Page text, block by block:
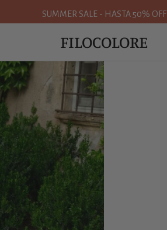
SUMMER SALE - HASTA 50% OFF
FILOCOLORE